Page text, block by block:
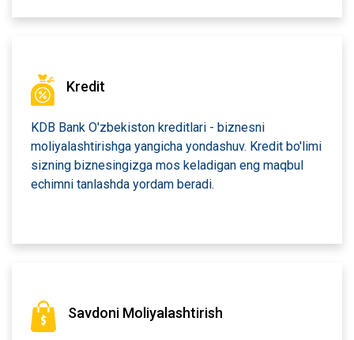
Kredit
KDB Bank O'zbekiston kreditlari - biznesni
moliyalashtirishga yangicha yondashuv. Kredit bo'limi
sizning biznesingizga mos keladigan eng maqbul
echimni tanlashda yordam beradi.
Savdoni Moliyalashtirish